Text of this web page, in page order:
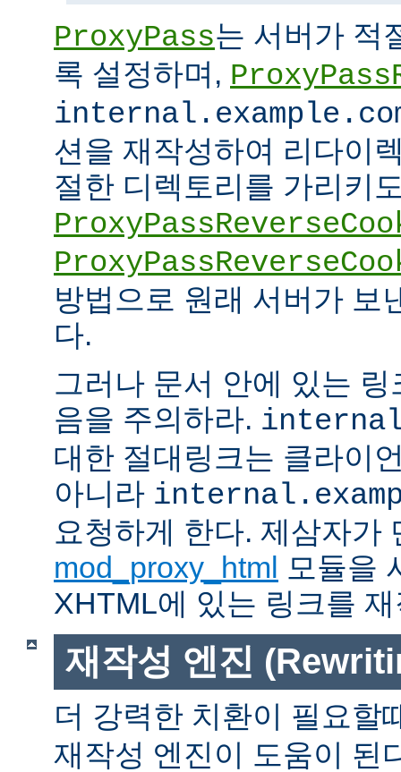
ProxyPass는 서버가 적
록 설정하며,
션을 재작성하여 리다이
절한 디렉토리를 가리키
방법으로 원래 서버가 보
다.
그러나 문서 안에 있는
음을 주의하라.
대한 절대링크는 클라이
아니라
요청하게 한다. 제삼자가
mod_proxy_html 모듈을
XHTML에 있는 링크를
재작성 엔진
더 강력한 치환이 필요할
재작성 엔진이 도움이 된